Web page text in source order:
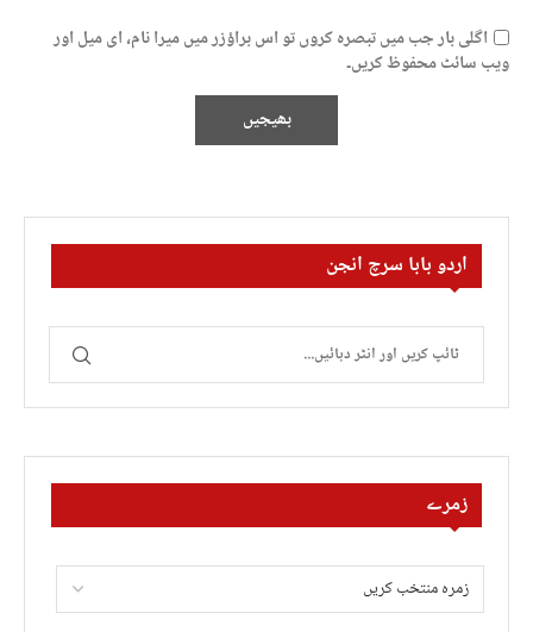
اگلی بار جب میں تبصرہ کروں تو اس براؤزر میں میرا نام، ای میل اور
ویب سائٹ محفوظ کریں۔
اردو بابا سرچ انجن
زمرے